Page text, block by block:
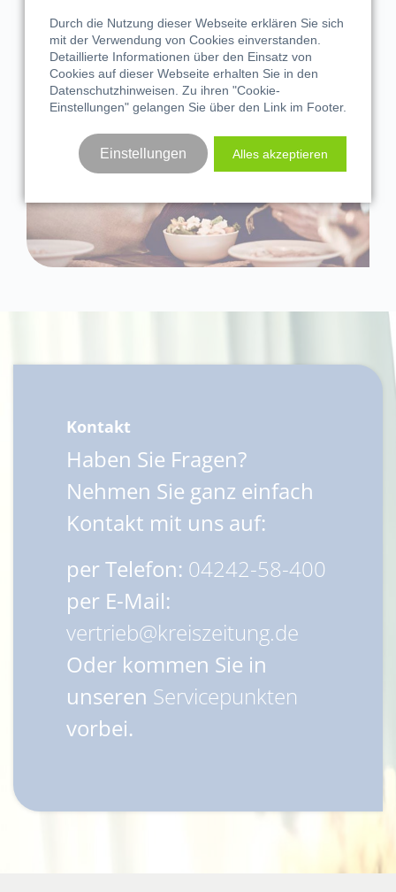
Kontakt
Haben Sie Fragen?
Nehmen Sie ganz einfach
Kontakt mit uns auf:
per Telefon: 04242-58-400
per E-Mail:
vertrieb@kreiszeitung.de
Oder kommen Sie in
unseren Servicepunkten
vorbei.
Durch die Nutzung dieser Webseite erklären Sie sich
mit der Verwendung von Cookies einverstanden.
Detaillierte Informationen über den Einsatz von
Cookies auf dieser Webseite erhalten Sie in den
Datenschutzhinweisen . Zu ihren "Cookie-
Einstellungen" gelangen Sie über den Link im Footer.
Einstellungen Alles akzeptieren